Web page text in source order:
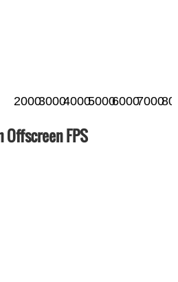
200030004000500060007000
FPS